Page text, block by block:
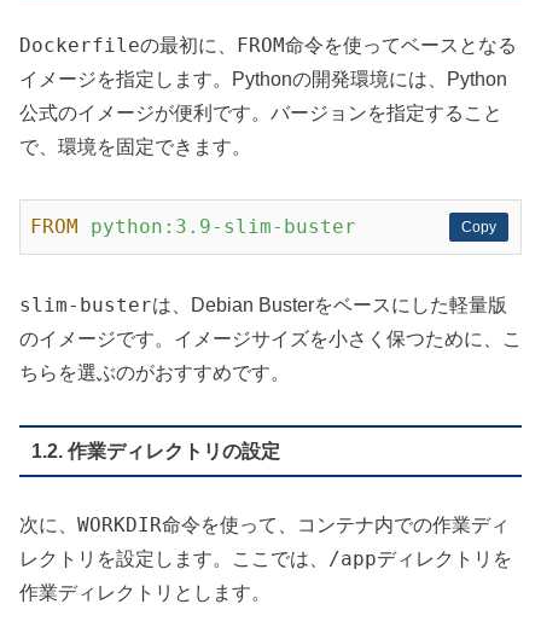
Dockerfileの最初に、 FROM命令を使ってベースとなる
イメージを指定します。Pythonの開発環境には、Python
公式のイメージが便利です。バージョンを指定すること
で、環境を固定できます。
Copy
Copy
FROM python:3.9-slim-buster
slim-busterは、Debian Busterをベースにした軽量版
のイメージです。イメージサイズを小さく保つために、こ
ちらを選ぶのがおすすめです。
1.2. 作業ディレクトリの設定
次に、 WORKDIR命令を使って、コンテナ内での作業ディ
レクトリを設定します。ここでは、 /appディレクトリを
作業ディレクトリとします。